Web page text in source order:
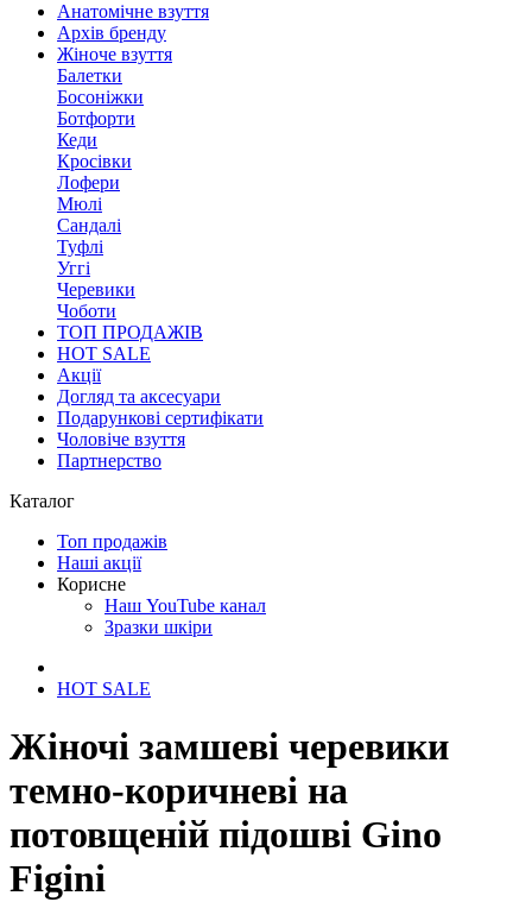
Анатомічне взуття
Архів бренду
Жіноче взуття
Балетки
Босоніжки
Ботфорти
Кеди
Кросівки
Лофери
Мюлі
Сандалі
Туфлі
Уггі
Черевики
Чоботи
ТОП ПРОДАЖІВ
HOT SALE
Акції
Догляд та аксесуари
Подарункові сертифікати
Чоловіче взуття
Партнерство
Каталог
Топ продажів
Наші акції
Корисне
Наш YouTube канал
Зразки шкіри
HOT SALE
Жіночі замшеві черевики
темно-коричневі на
потовщеній підошві Gino
Figini